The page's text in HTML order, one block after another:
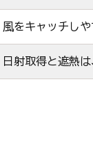
風をキャッチしや
日射取得と遮熱は